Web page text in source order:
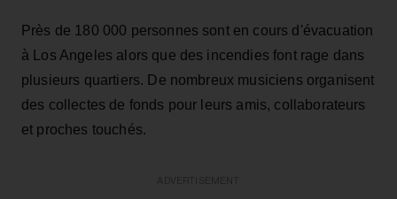
Près de 180 000 personnes sont en cours d'évacuation
à Los Angeles alors que des incendies font rage dans
plusieurs quartiers. De nombreux musiciens organisent
des collectes de fonds pour leurs amis, collaborateurs
et proches touchés.